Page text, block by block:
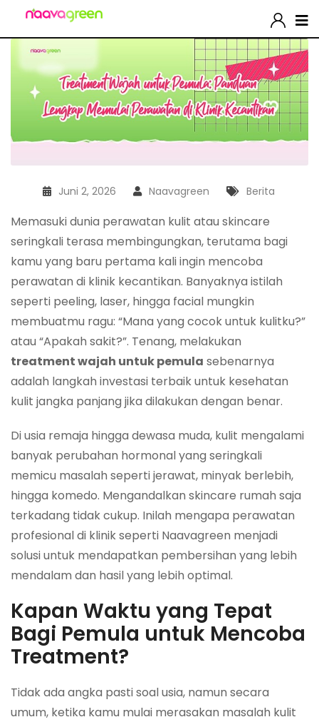
Juni 2, 2026 Naavagreen Berita
Memasuki dunia perawatan kulit atau skincare
seringkali terasa membingungkan, terutama bagi
kamu yang baru pertama kali ingin mencoba
perawatan di klinik kecantikan. Banyaknya istilah
seperti peeling, laser, hingga facial mungkin
membuatmu ragu: “Mana yang cocok untuk kulitku?”
atau “Apakah sakit?”. Tenang, melakukan
treatment wajah untuk pemula sebenarnya
adalah langkah investasi terbaik untuk kesehatan
kulit jangka panjang jika dilakukan dengan benar.
Di usia remaja hingga dewasa muda, kulit mengalami
banyak perubahan hormonal yang seringkali
memicu masalah seperti jerawat, minyak berlebih,
hingga komedo. Mengandalkan skincare rumah saja
terkadang tidak cukup. Inilah mengapa perawatan
profesional di klinik seperti Naavagreen menjadi
solusi untuk mendapatkan pembersihan yang lebih
mendalam dan hasil yang lebih optimal.
Kapan Waktu yang Tepat
Bagi Pemula untuk Mencoba
Treatment?
Tidak ada angka pasti soal usia, namun secara
umum, ketika kamu mulai merasakan masalah kulit